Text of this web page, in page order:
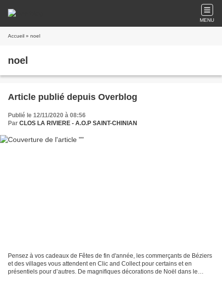
MENU
Accueil » noel
noel
Article publié depuis Overblog
Publié le 12/11/2020 à 08:56
Par CLOS LA RIVIERE - A.O.P SAINT-CHINIAN
Pensez à vos cadeaux de Fêtes de fin d'année, les commerçants de Béziers
et des villages vous attendent en Clic and Collect pour certains et en
présentiels pour d’autres. De magnifiques décorations de Noël dans le